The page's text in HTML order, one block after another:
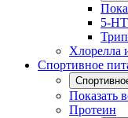
5-
Хлорелла
Спортивное
Показать
Протеин